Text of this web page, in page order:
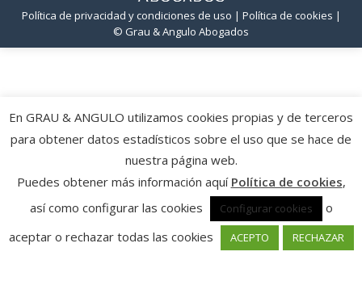
Política de privacidad y condiciones de uso | Política de cookies |
© Grau & Angulo Abogados
En GRAU & ANGULO utilizamos cookies propias y de terceros
para obtener datos estadísticos sobre el uso que se hace de
nuestra página web.
Puedes obtener más información aquí Política de cookies,
así como configurar las cookies
Configurar cookies
o
aceptar o rechazar todas las cookies
ACEPTO RECHAZAR